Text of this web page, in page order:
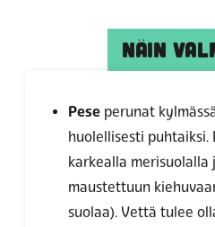
NÄIN
Pese perunat
huolellisesti puhtaiksi.
karkealla merisuolalla
maustettuun
suolaa). Vettä tulee